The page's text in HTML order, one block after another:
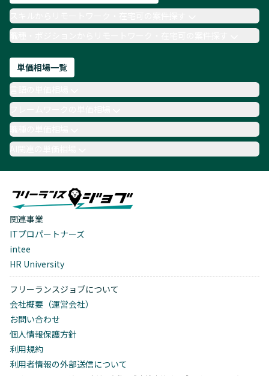
職種・ポジションからリモートワーク・在宅可の案件探す
単価相場一覧
職種の単価相場
AI関連の単価相場
関連事業
ITプロパートナーズ
intee
HR University
フリーランスジョブについて
会社概要（運営会社）
お問い合わせ
個人情報保護方針
利用規約
利用者情報の外部送信について